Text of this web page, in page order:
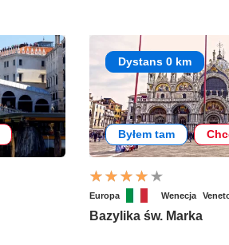
Dystans 0 km
Byłem tam
Europa Wenecja
Bazylika św. Marka